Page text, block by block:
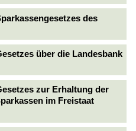
des
über die Landesbank
zur Erhaltung der
im Freistaat